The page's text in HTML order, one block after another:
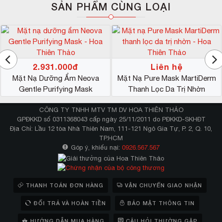
Da không ăn phấn, loang lỗ khi makeup.
Tìm giải pháp cho làn da căng bóng và mịn màng.
Da bị cháy nắng, cần được cấp nước, cấp ẩm.
SẢN PHẨM LIÊN QUAN:
Mặt nạ nâng cơ mặt Sakura 3D
Mặt nạ ngủ thải độc da Murad
#Review mặt nạ ngủ Sakura Ultimate Sleeping
Cream Dạng Gel
Từ khi sử dụng mặt nạ ngủ Sakura, sáng thức dậy mình
có cảm giác như da vừa được tích nước, căng mọng
cực thích. Nhờ vậy, buổi sáng vào lớp khuôn mặt mình
lúc nào cũng tươi mới, bạn bè ai cũng hỏi rất nhiều
Yên Thy, 0127.482.xxx, Nhà hàng San Fu Lou, Q1,
TPHCM
Cuối ngày đi làm về rất mệt nên tôi thường lười chăm
SẢN PHẨM CÙNG LOẠI
2.931.000đ
Mặt Nạ Dưỡng Ẩm Neova
Gentle Purifying Mask
Liên hệ
Mặt Nạ Pure Mask MartiDerm
Thanh Lọc Da Trị Nhờn
CÔNG TY TNHH MTV TM DV HOA THIÊN THẢO
GPĐKKD số 0311368043 cấp ngày 25/11/2011 do PĐKKD-SKHĐT
Địa Chỉ: Lầu 12 tòa Nhà Thiên Nam, 111-121 Ngô Gia Tự, P. 2, Q. 10,
TP.HCM
Góp ý, khiếu nại: 0926.567.567
THANH TOÁN ĐƠN HÀNG VẬN CHUYỂN GIAO NHẬN
ĐỔI TRẢ VÀ HOÀN TIỀN BẢO MẬT THÔNG TIN